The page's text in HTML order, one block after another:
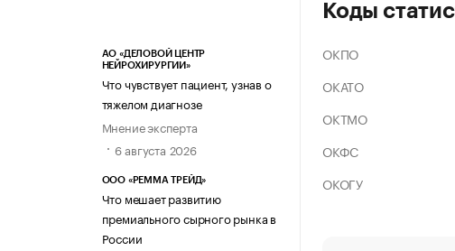
АО «ДЕЛОВОЙ ЦЕНТР
НЕЙРОХИРУРГИИ»
Что чувствует пациент, узнав о
тяжелом диагнозе
Мнение эксперта
6 августа 2026
ООО «РЕММА ТРЕЙД»
Что мешает развитию
премиального сырного рынка в
России
Коды
ОКПО
ОКАТО
ОКТМО
ОКФС
ОКОГУ